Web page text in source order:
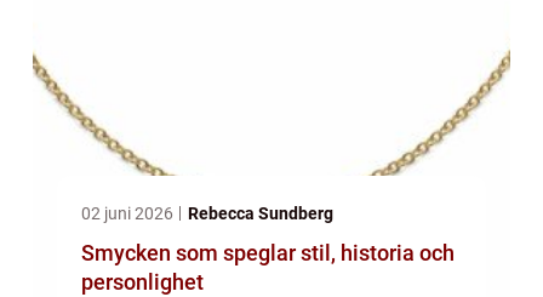
02 juni 2026 Rebecca Sundberg
Smycken som speglar stil, historia och
personlighet